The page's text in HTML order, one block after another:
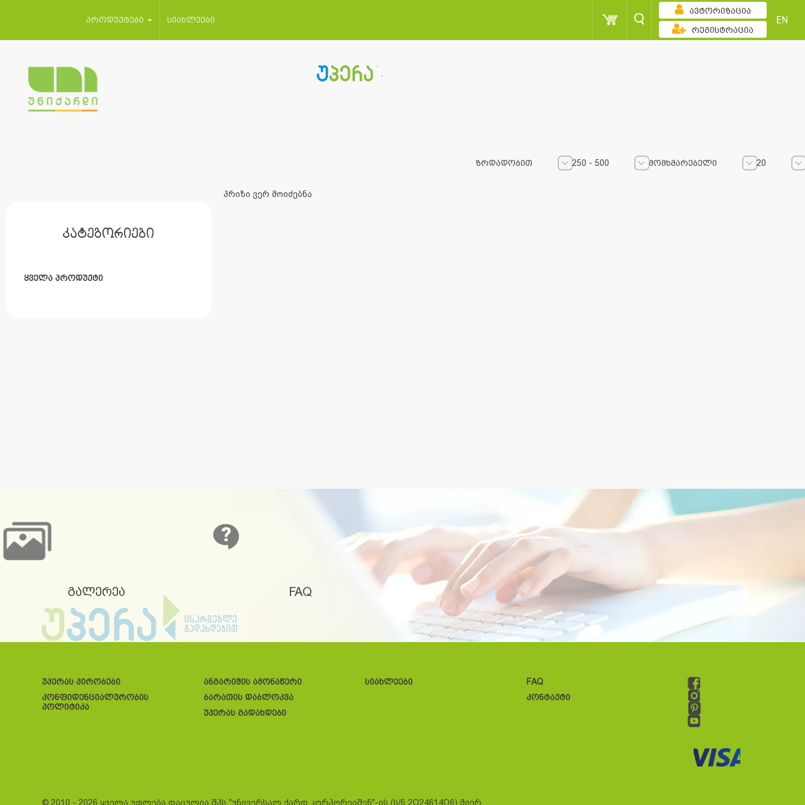
პროდუქტები სიახლეები
ავტორიზაცია
რეგისტრაცია
EN
კატეგორიები
ყველა პროდუქტი
ზრდადობით 250 - 500 მომხმარებელი
20
პრიზი ვერ მოიძებნა
გალერეა FAQ
უპერას პირობები
კონფიდენციალურობის
პოლიტიკა
ანგარიშის ამონაწერი
ბარათის დაბლოკვა
უპერას გადახდები
სიახლეები
FAQ
კონტაქტი
© 2010 - 2026 ყველა უფლება დაცულია შპს "უნივერსალ ქარდ კორპორეიშენ"-ის (ს/ნ 2O24614O6) მიერ